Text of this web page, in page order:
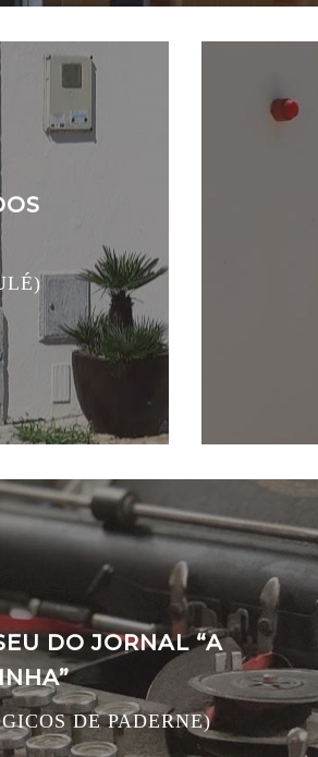
DO JORNAL “A
DE PADERNE)